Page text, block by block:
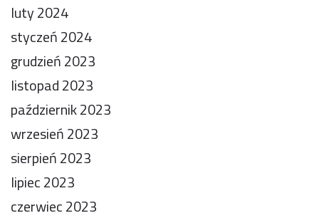
luty 2024
styczeń 2024
grudzień 2023
listopad 2023
październik 2023
wrzesień 2023
sierpień 2023
lipiec 2023
czerwiec 2023